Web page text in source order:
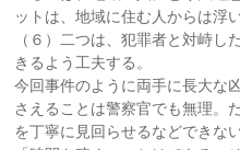
ットは、地域に住む人からは浮
（６）二つは、犯罪者と対峙
きるよう工夫する。
今回事件のように両手に長大な
さえることは警察官でも無理。
を丁寧に見回らせるなどできな